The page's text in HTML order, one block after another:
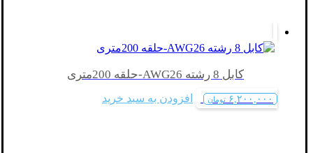
کابل 8 رشته AWG26-حلقه 200متری
۶,۲۰۰,۰۰۰ تومان افزودن به سبد خرید